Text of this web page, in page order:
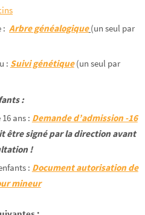
: Arbre généalogique (un seul par
: Suivi génétique(un seul par
:
ans : Demande d’admission -16
être signé par la direction avant
!
: Document autorisation de
mineur